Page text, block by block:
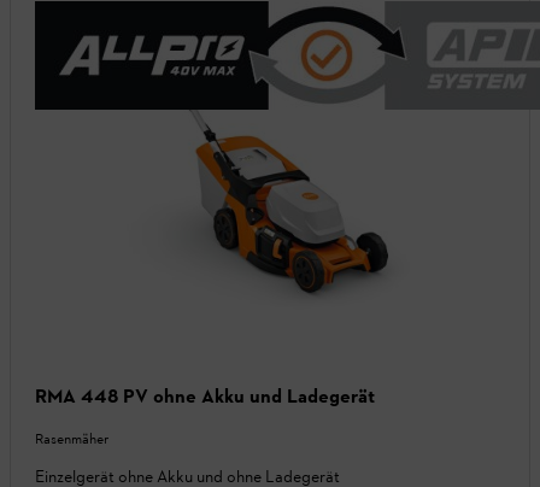
RMA 448 PV ohne Akku und Ladegerät
Rasenmäher
Einzelgerät ohne Akku und ohne Ladegerät